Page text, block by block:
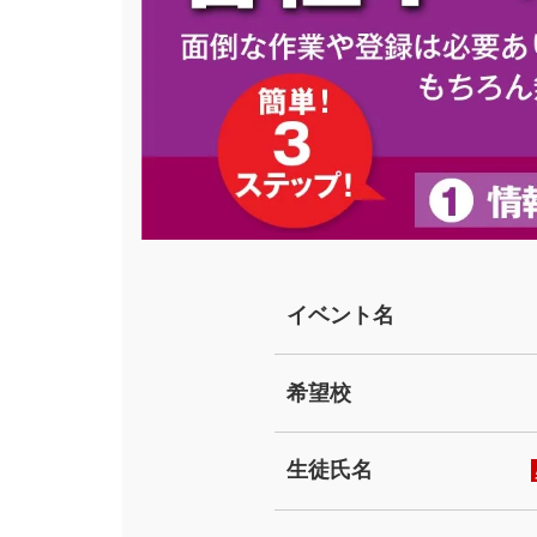
イベント名
希望校
生徒氏名